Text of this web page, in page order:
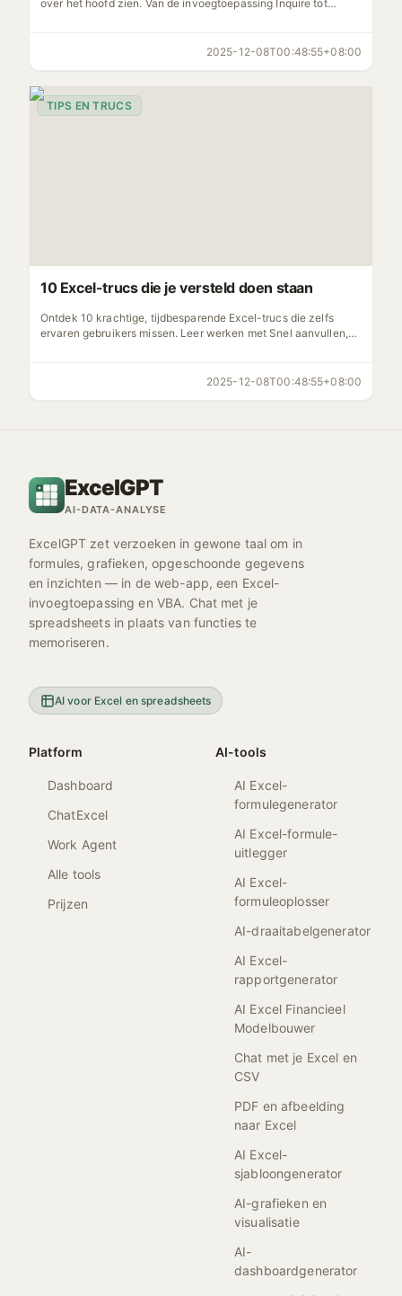
over het hoofd zien. Van de invoegtoepassing Inquire tot
2025-12-08T00:48:55+08:00
TIPS EN TRUCS
10 Excel-trucs die je versteld doen staan
Ontdek 10 krachtige, tijdbesparende Excel-trucs die zelfs
ervaren gebruikers missen. Leer werken met Snel aanvullen,
2025-12-08T00:48:55+08:00
ExcelGPT
AI-DATA-ANALYSE
ExcelGPT zet verzoeken in gewone taal om in
formules, grafieken, opgeschoonde gegevens
en inzichten — in de web-app, een Excel-
invoegtoepassing en VBA. Chat met je
spreadsheets in plaats van functies te
memoriseren.
AI voor Excel en spreadsheets
Platform
Dashboard
ChatExcel
Work Agent
Alle tools
Prijzen
AI-tools
AI Excel-
formulegenerator
AI Excel-formule-
uitlegger
AI Excel-
formuleoplosser
AI-draaitabelgenerator
AI Excel-
rapportgenerator
AI Excel Financieel
Modelbouwer
Chat met je Excel en
CSV
PDF en afbeelding
naar Excel
AI Excel-
sjabloongenerator
AI-grafieken en
visualisatie
AI-
dashboardgenerator